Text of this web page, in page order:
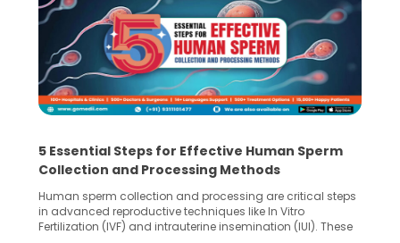
5 Essential Steps for Effective Human Sperm
Collection and Processing Methods
Human sperm collection and processing are critical steps
in advanced reproductive techniques like In Vitro
Fertilization (IVF) and intrauterine insemination (IUI). These